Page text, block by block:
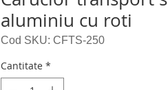
aluminiu cu roti
Cod SKU: CFTS-250
Cantitate *